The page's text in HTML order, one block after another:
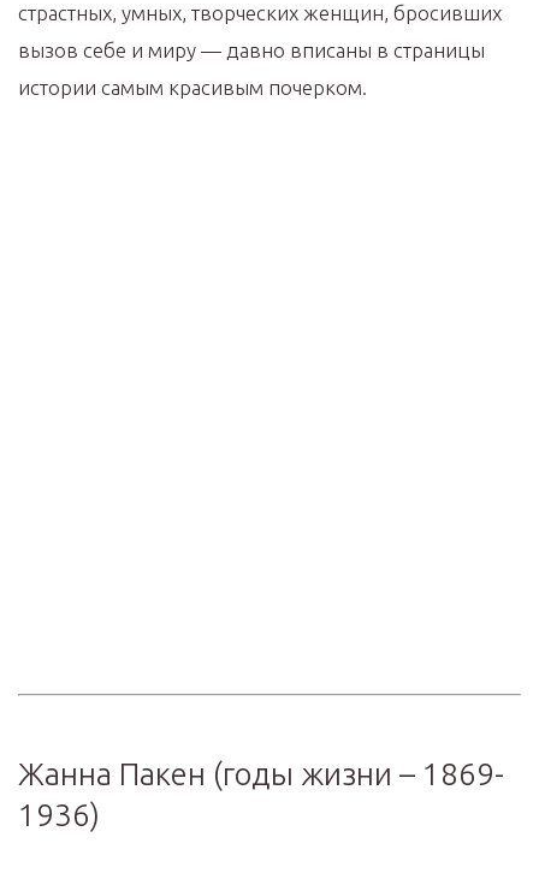
страстных, умных, творческих женщин, бросивших
вызов себе и миру — давно вписаны в страницы
истории самым красивым почерком.
Жанна Пакен (годы жизни – 1869-
1936)